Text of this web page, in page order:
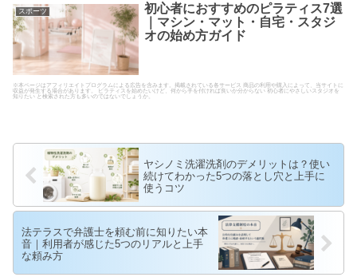
スポーツ
初心者におすすめのピラティス7選
｜マシン・マット・自宅・スタジ
オの始め方ガイド
※本ページはアフィリエイトプログラムによる広告を含みます。掲載されている各サービス 商品の利用や購入によって、当サイトに
収益が発生する場合があります。 ピラティスを始めたいけど、何から手を付ければ良いか分からない 初心者にやさしいスタジオを
知りたい と検索された方も多いのではないでしょうか。
ヤシノミ洗濯洗剤のデメリットは？使い
続けてわかった5つの落とし穴と上手に
使うコツ
法テラスで弁護士を頼む前に知りたい本
音｜利用者が感じた5つのリアルと上手
な頼み方